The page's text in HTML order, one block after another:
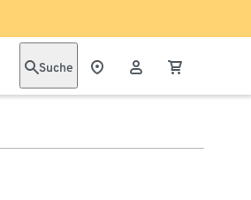
Suche